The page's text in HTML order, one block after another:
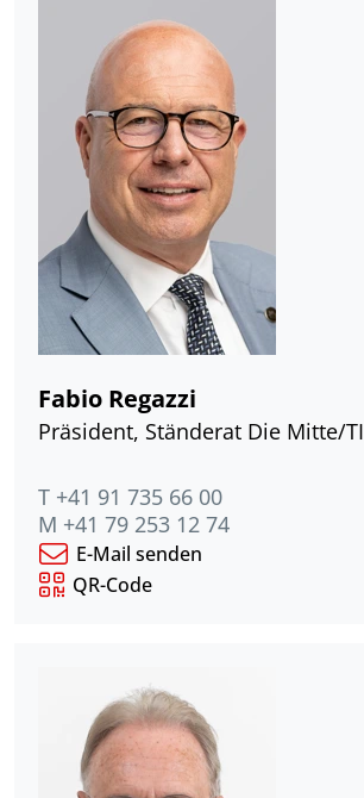
Fabio Regazzi
Präsident, Ständerat Die Mitte/TI
T +41 91 735 66 00
M +41 79 253 12 74
E-Mail senden
QR-Code